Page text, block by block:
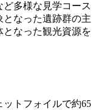
多様な見学コース
なった遺跡群の主
なった観光資源を
トフォイルで約65